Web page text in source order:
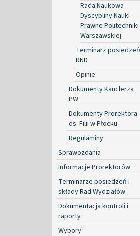
Rada Naukowa
Dyscypliny Nauki
Prawne Politechniki
Warszawskiej
Terminarz posiedzeń
RND
Opinie
Dokumenty Kanclerza
PW
Dokumenty Prorektora
ds. Filii w Płocku
Regulaminy
Sprawozdania
Informacje Prorektorów
Terminarze posiedzeń i
składy Rad Wydziałów
Dokumentacja kontroli i
raporty
Wybory